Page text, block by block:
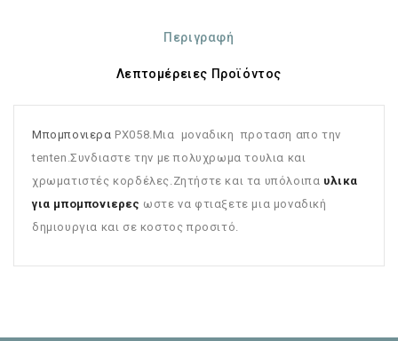
Περιγραφή
Λεπτομέρειες Προϊόντος
Μπομπονιερα PX058.Μια μοναδικη προταση απο την
tenten.Συνδιαστε την με πολυχρωμα τουλια και
χρωματιστές κορδέλες.Ζητήστε και τα υπόλοιπα υλικα
για μπομπονιερες ωστε να φτιαξετε μια μοναδική
δημιουργια και σε κοστος προσιτό.